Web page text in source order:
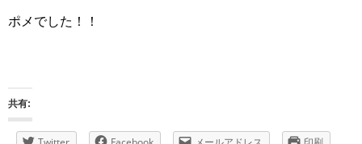
ポメでした！！
共有: